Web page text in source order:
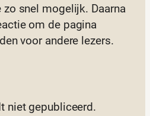
zo snel mogelijk. Daarna
om de pagina
voor andere lezers.
niet gepubliceerd.